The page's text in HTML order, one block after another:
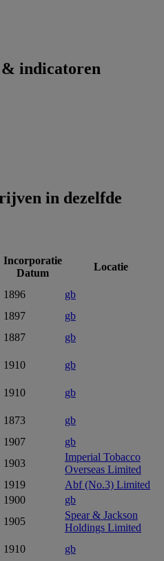
& indicatoren
in dezelfde
Incorporatie
Datum
Locatie
1896
gb
1897
gb
1887
gb
1910
gb
1910
gb
1873
gb
1907
gb
1903
Imperial Tobacco
Overseas Limited
1919
Abf (No.3) Limited
1900
gb
1905
Spear & Jackson
Holdings Limited
1910 gb